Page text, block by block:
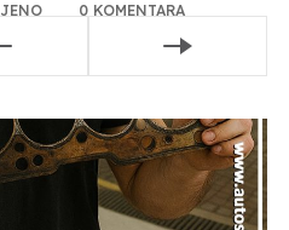
0 KOMENTARA
Pridružite se